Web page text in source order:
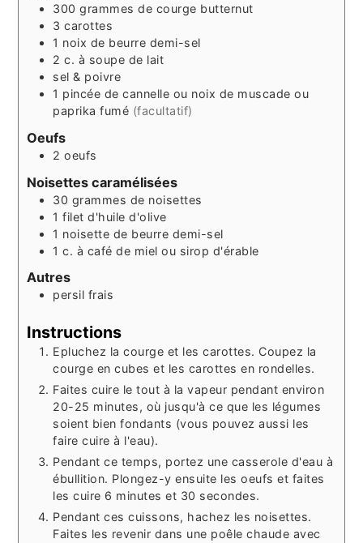
300 grammes de courge butternut
3 carottes
1 noix de beurre demi-sel
2 c. à soupe de lait
sel & poivre
1 pincée de cannelle ou noix de muscade ou
paprika fumé (facultatif)
Oeufs
2 oeufs
Noisettes caramélisées
30 grammes de noisettes
1 filet d'huile d'olive
1 noisette de beurre demi-sel
1 c. à café de miel ou sirop d'érable
Autres
persil frais
Instructions
Epluchez la courge et les carottes. Coupez la
courge en cubes et les carottes en rondelles.
Faites cuire le tout à la vapeur pendant environ
20-25 minutes, où jusqu'à ce que les légumes
soient bien fondants (vous pouvez aussi les
faire cuire à l'eau).
Pendant ce temps, portez une casserole d'eau à
ébullition. Plongez-y ensuite les oeufs et faites
les cuire 6 minutes et 30 secondes.
Pendant ces cuissons, hachez les noisettes.
Faites les revenir dans une poêle chaude avec